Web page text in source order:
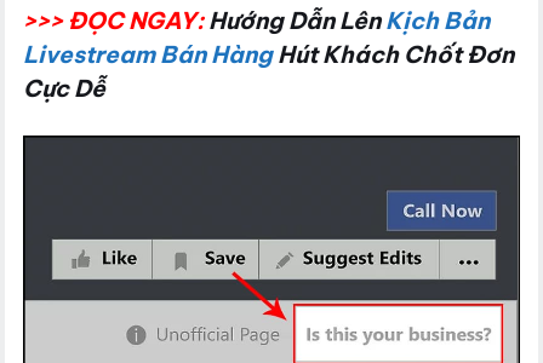
>>> ĐỌC NGAY:Hướng Dẫn LênKịch Bản
Livestream Bán HàngHút Khách Chốt Đơn
Cực Dễ